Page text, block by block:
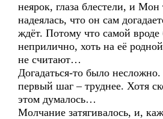
неярок, глаза блестели, и Мон
надеялась, что он сам
ждёт. Потому что самой
неприлично, хоть на её
не считают…
Догадаться-то было несложно.
первый шаг – труднее. Хотя
этом думалось…
Молчание затягивалось, и,